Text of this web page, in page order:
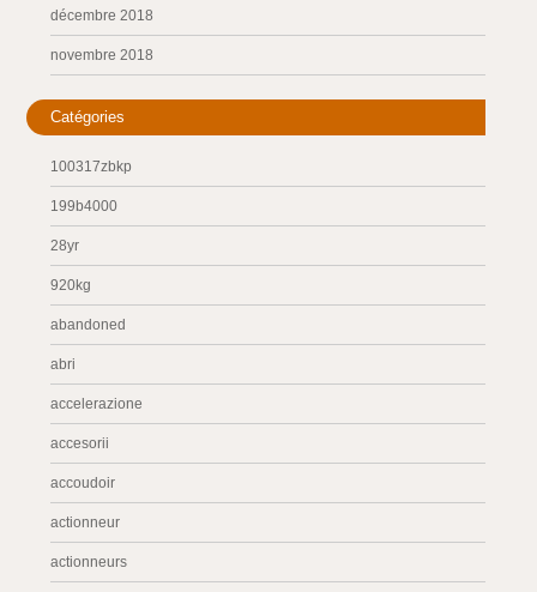
décembre 2018
novembre 2018
Catégories
100317zbkp
199b4000
28yr
920kg
abandoned
abri
accelerazione
accesorii
accoudoir
actionneur
actionneurs